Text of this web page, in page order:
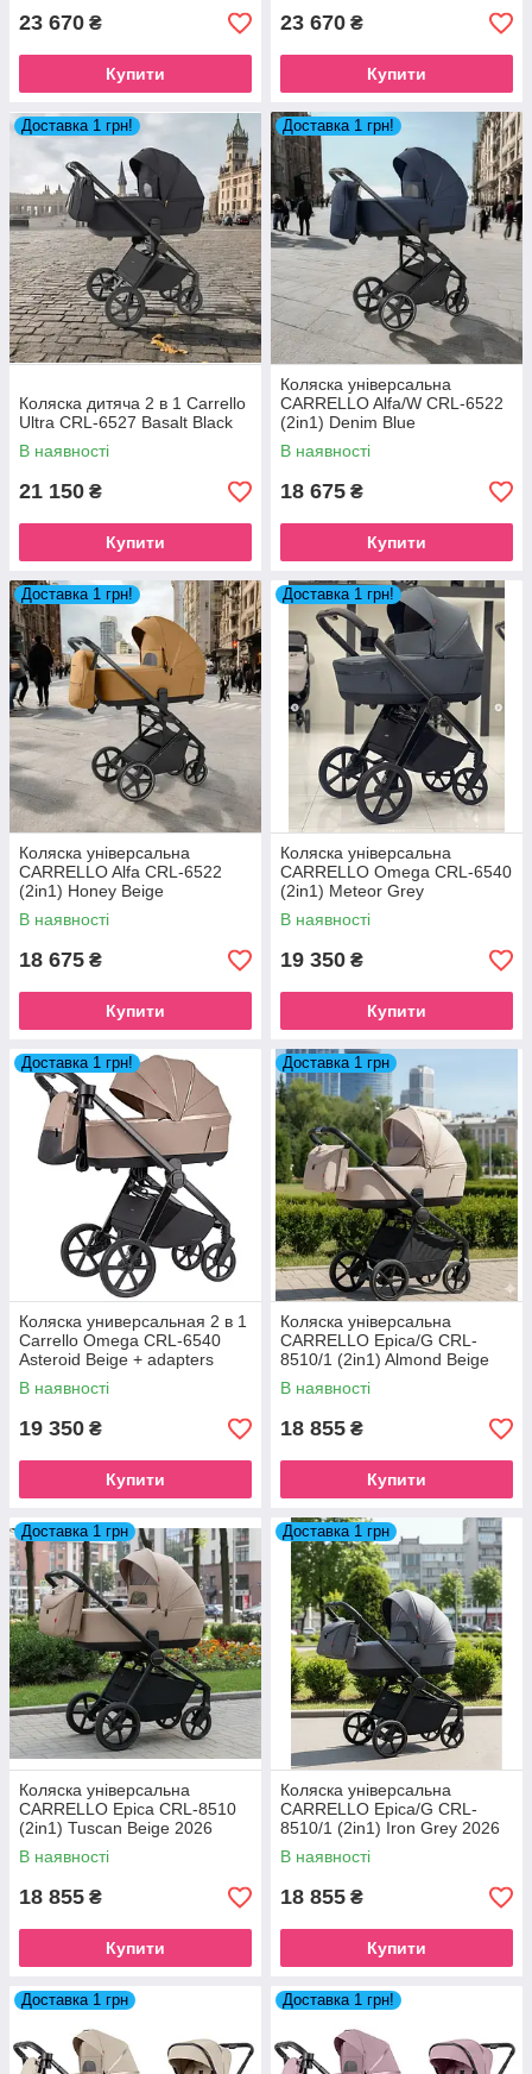
23 670 ₴
Купити
23 670 ₴
Купити
Доставка 1 грн!
Коляска дитяча 2 в 1 Carrello
Ultra CRL-6527 Basalt Black
В наявності
21 150 ₴
Купити
Доставка 1 грн!
Коляска універсальна
CARRELLO Alfa/W CRL-6522
(2in1) Denim Blue
В наявності
18 675 ₴
Купити
Доставка 1 грн!
Коляска універсальна
CARRELLO Alfa CRL-6522
(2in1) Honey Beige
В наявності
18 675 ₴
Купити
Доставка 1 грн!
Коляска універсальна
CARRELLO Omega CRL-6540
(2in1) Meteor Grey
В наявності
19 350 ₴
Купити
Доставка 1 грн!
Коляска универсальная 2 в 1
Carrello Omega CRL-6540
Asteroid Beige + adapters
В наявності
19 350 ₴
Купити
Доставка 1 грн
Коляска універсальна
CARRELLO Epica/G CRL-
8510/1 (2in1) Almond Beige
2026
В наявності
18 855 ₴
Купити
Доставка 1 грн
Коляска універсальна
CARRELLO Epica CRL-8510
(2in1) Tuscan Beige 2026
В наявності
18 855 ₴
Купити
Доставка 1 грн
Коляска універсальна
CARRELLO Epica/G CRL-
8510/1 (2in1) Iron Grey 2026
В наявності
18 855 ₴
Купити
Доставка 1 грн Доставка 1 грн!